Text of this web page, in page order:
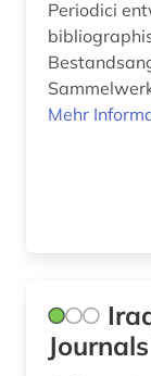
Periodici
Mehr
Journals